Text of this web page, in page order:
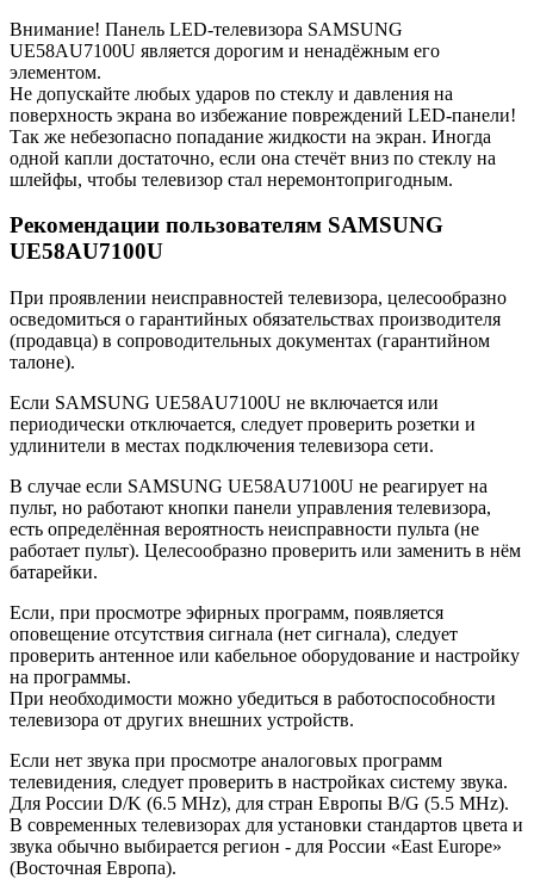
Внимание! Панель LED-телевизора SAMSUNG
UE58AU7100U является дорогим и ненадёжным его
элементом.
Не допускайте любых ударов по стеклу и давления на
поверхность экрана во избежание повреждений LED-панели!
Так же небезопасно попадание жидкости на экран. Иногда
одной капли достаточно, если она стечёт вниз по стеклу на
шлейфы, чтобы телевизор стал неремонтопригодным.
Рекомендации пользователям SAMSUNG
UE58AU7100U
При проявлении неисправностей телевизора, целесообразно
осведомиться о гарантийных обязательствах производителя
(продавца) в сопроводительных документах (гарантийном
талоне).
Если SAMSUNG UE58AU7100U не включается или
периодически отключается, следует проверить розетки и
удлинители в местах подключения телевизора сети.
В случае если SAMSUNG UE58AU7100U не реагирует на
пульт, но работают кнопки панели управления телевизора,
есть определённая вероятность неисправности пульта (не
работает пульт). Целесообразно проверить или заменить в нём
батарейки.
Если, при просмотре эфирных программ, появляется
оповещение отсутствия сигнала (нет сигнала), следует
проверить антенное или кабельное оборудование и настройку
на программы.
При необходимости можно убедиться в работоспособности
телевизора от других внешних устройств.
Если нет звука при просмотре аналоговых программ
телевидения, следует проверить в настройках систему звука.
Для России D/K (6.5 MHz), для стран Европы B/G (5.5 MHz).
В современных телевизорах для установки стандартов цвета и
звука обычно выбирается регион - для России «East Europe»
(Восточная Европа).